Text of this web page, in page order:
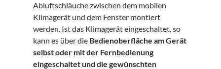
Abluftschläuche zwischen dem mobilen
Klimagerät und dem Fenster montiert
werden. Ist das Klimagerät eingeschaltet, so
kann es über die Bedienoberfläche am Gerät
selbst oder mit der Fernbedienung
eingeschaltet und die gewünschten